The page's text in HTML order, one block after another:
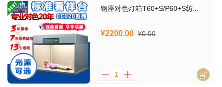
钢座对色灯箱T60+S/P60+S纺...
¥2200.00 ¥0.00